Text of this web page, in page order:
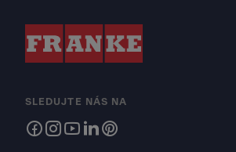
SLEDUJTE NÁS NA